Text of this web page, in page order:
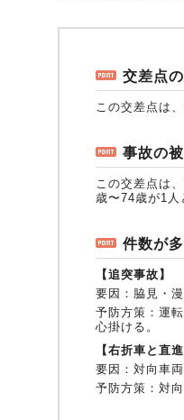
医療・介護保険
業務・財務等に関する資
規範、方針、指針・基準
各社の商品について
お客様の声を受けた取り
保険金の支払状況（第
損害保険代理店について
「損害保険登録鑑定人」
アジャスター試験
統計・刊行物・報告書ト
刊行物・報告書
お知らせトップ
相談・通報等窓口
相談・通報等窓口トップ
交差点
この交差点は
事故の
この交差点は
歳〜74歳が1人
件数が
【追突事故】
要因： 脇見・
予防方策： 運
心掛ける。
【右折車と直
要因： 対向車
予防方策： 対